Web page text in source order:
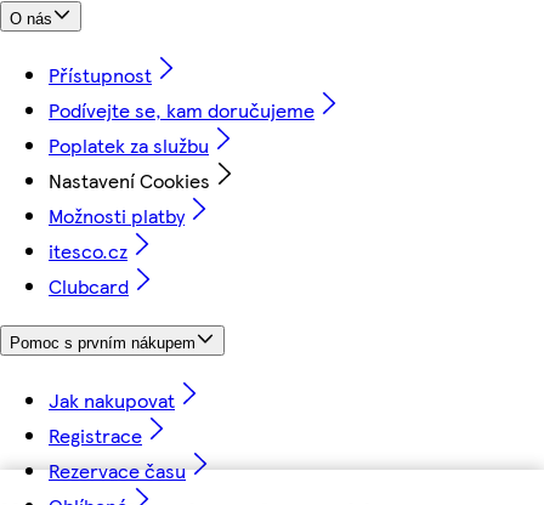
O nás
Přístupnost
Podívejte se, kam doručujeme
Poplatek za službu
Nastavení Cookies
Možnosti platby
itesco.cz
Clubcard
Pomoc s prvním nákupem
Jak nakupovat
Registrace
Rezervace času